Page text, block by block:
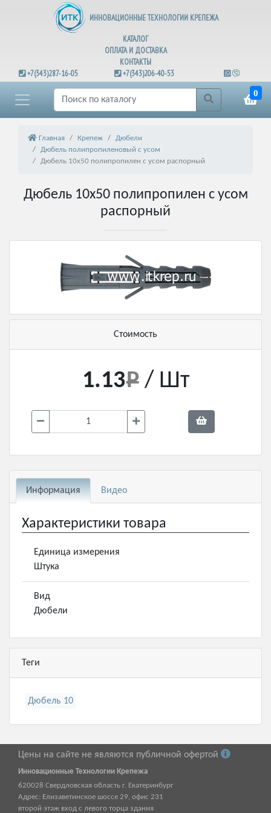
ИННОВАЦИОННЫЕ ТЕХНОЛОГИИ КРЕПЕЖА
КАТАЛОГ
ОПЛАТА И ДОСТАВКА
КОНТАКТЫ
+7(343)287-16-05
+7(343)206-40-53
0
Главная Крепеж
Дюбели
Дюбель полипропиленовый с усом
Дюбель 10х50 полипропилен с усом распорный
Дюбель 10х50 полипропилен с усом
распорный
Стоимость
1.13 / Шт
Информация Видео
Характеристики товара
Единица измерения
Штука
Вид
Дюбели
Теги
Дюбель 10
Цены на сайте не являются публичной офертой
Инновационные Технологии Крепежа
620028 Свердловская область г. Екатеринбург
Адрес: Елизаветинское шоссе 29, офис 231
второй этаж вход с левого торца здания